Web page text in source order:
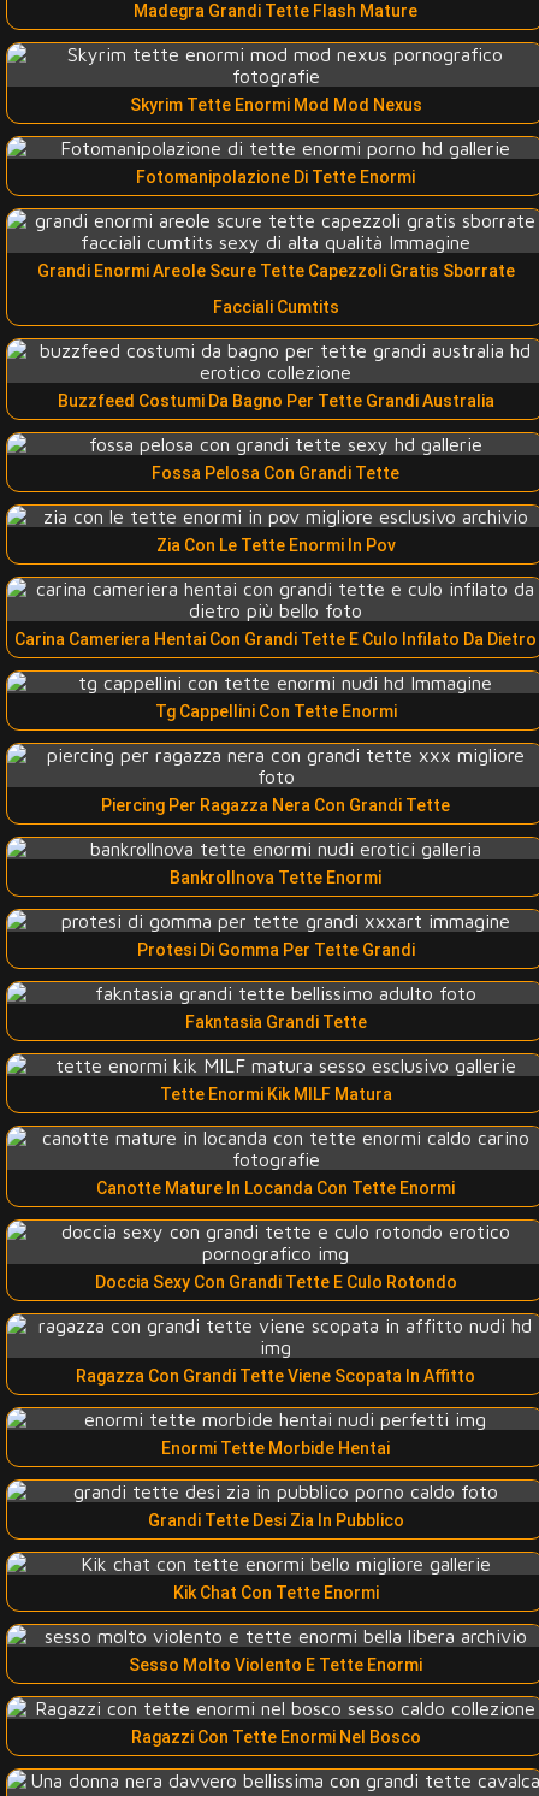
Madegra Grandi Tette Flash Mature
Skyrim Tette Enormi Mod Mod Nexus
Fotomanipolazione Di Tette Enormi
Grandi Enormi Areole Scure Tette Capezzoli Gratis Sborrate
Facciali Cumtits
Buzzfeed Costumi Da Bagno Per Tette Grandi Australia
Fossa Pelosa Con Grandi Tette
Zia Con Le Tette Enormi In Pov
Carina Cameriera Hentai Con Grandi Tette E Culo Infilato Da Dietro
Tg Cappellini Con Tette Enormi
Piercing Per Ragazza Nera Con Grandi Tette
Bankrollnova Tette Enormi
Protesi Di Gomma Per Tette Grandi
Fakntasia Grandi Tette
Tette Enormi Kik MILF Matura
Canotte Mature In Locanda Con Tette Enormi
Doccia Sexy Con Grandi Tette E Culo Rotondo
Ragazza Con Grandi Tette Viene Scopata In Affitto
Enormi Tette Morbide Hentai
Grandi Tette Desi Zia In Pubblico
Kik Chat Con Tette Enormi
Sesso Molto Violento E Tette Enormi
Ragazzi Con Tette Enormi Nel Bosco